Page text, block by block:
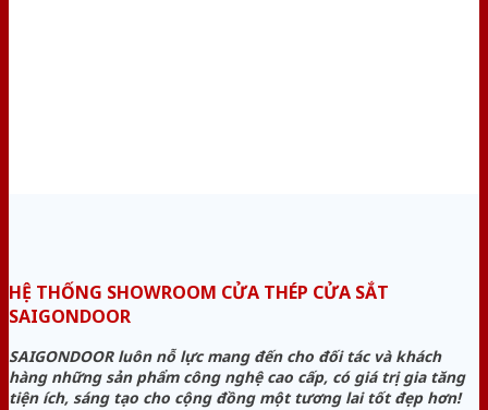
HỆ THỐNG SHOWROOM CỬA THÉP CỬA SẮT
SAIGONDOOR
SAIGONDOOR luôn nỗ lực mang đến cho đối tác và khách
hàng những sản phẩm công nghệ cao cấp, có giá trị gia tăng
tiện ích, sáng tạo cho cộng đồng một tương lai tốt đẹp hơn!